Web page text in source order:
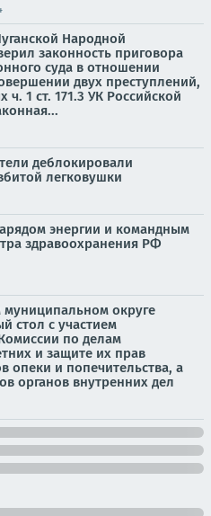
Народной
законность приговора
суда в отношении
двух преступлений,
ч. 1 ст. 171.3 УК Российской
деблокировали
легковушки
энергии и командным
здравоохранения РФ
муниципальном округе
стол с участием
по делам
и защите их прав
опеки и попечительства, а
органов внутренних дел